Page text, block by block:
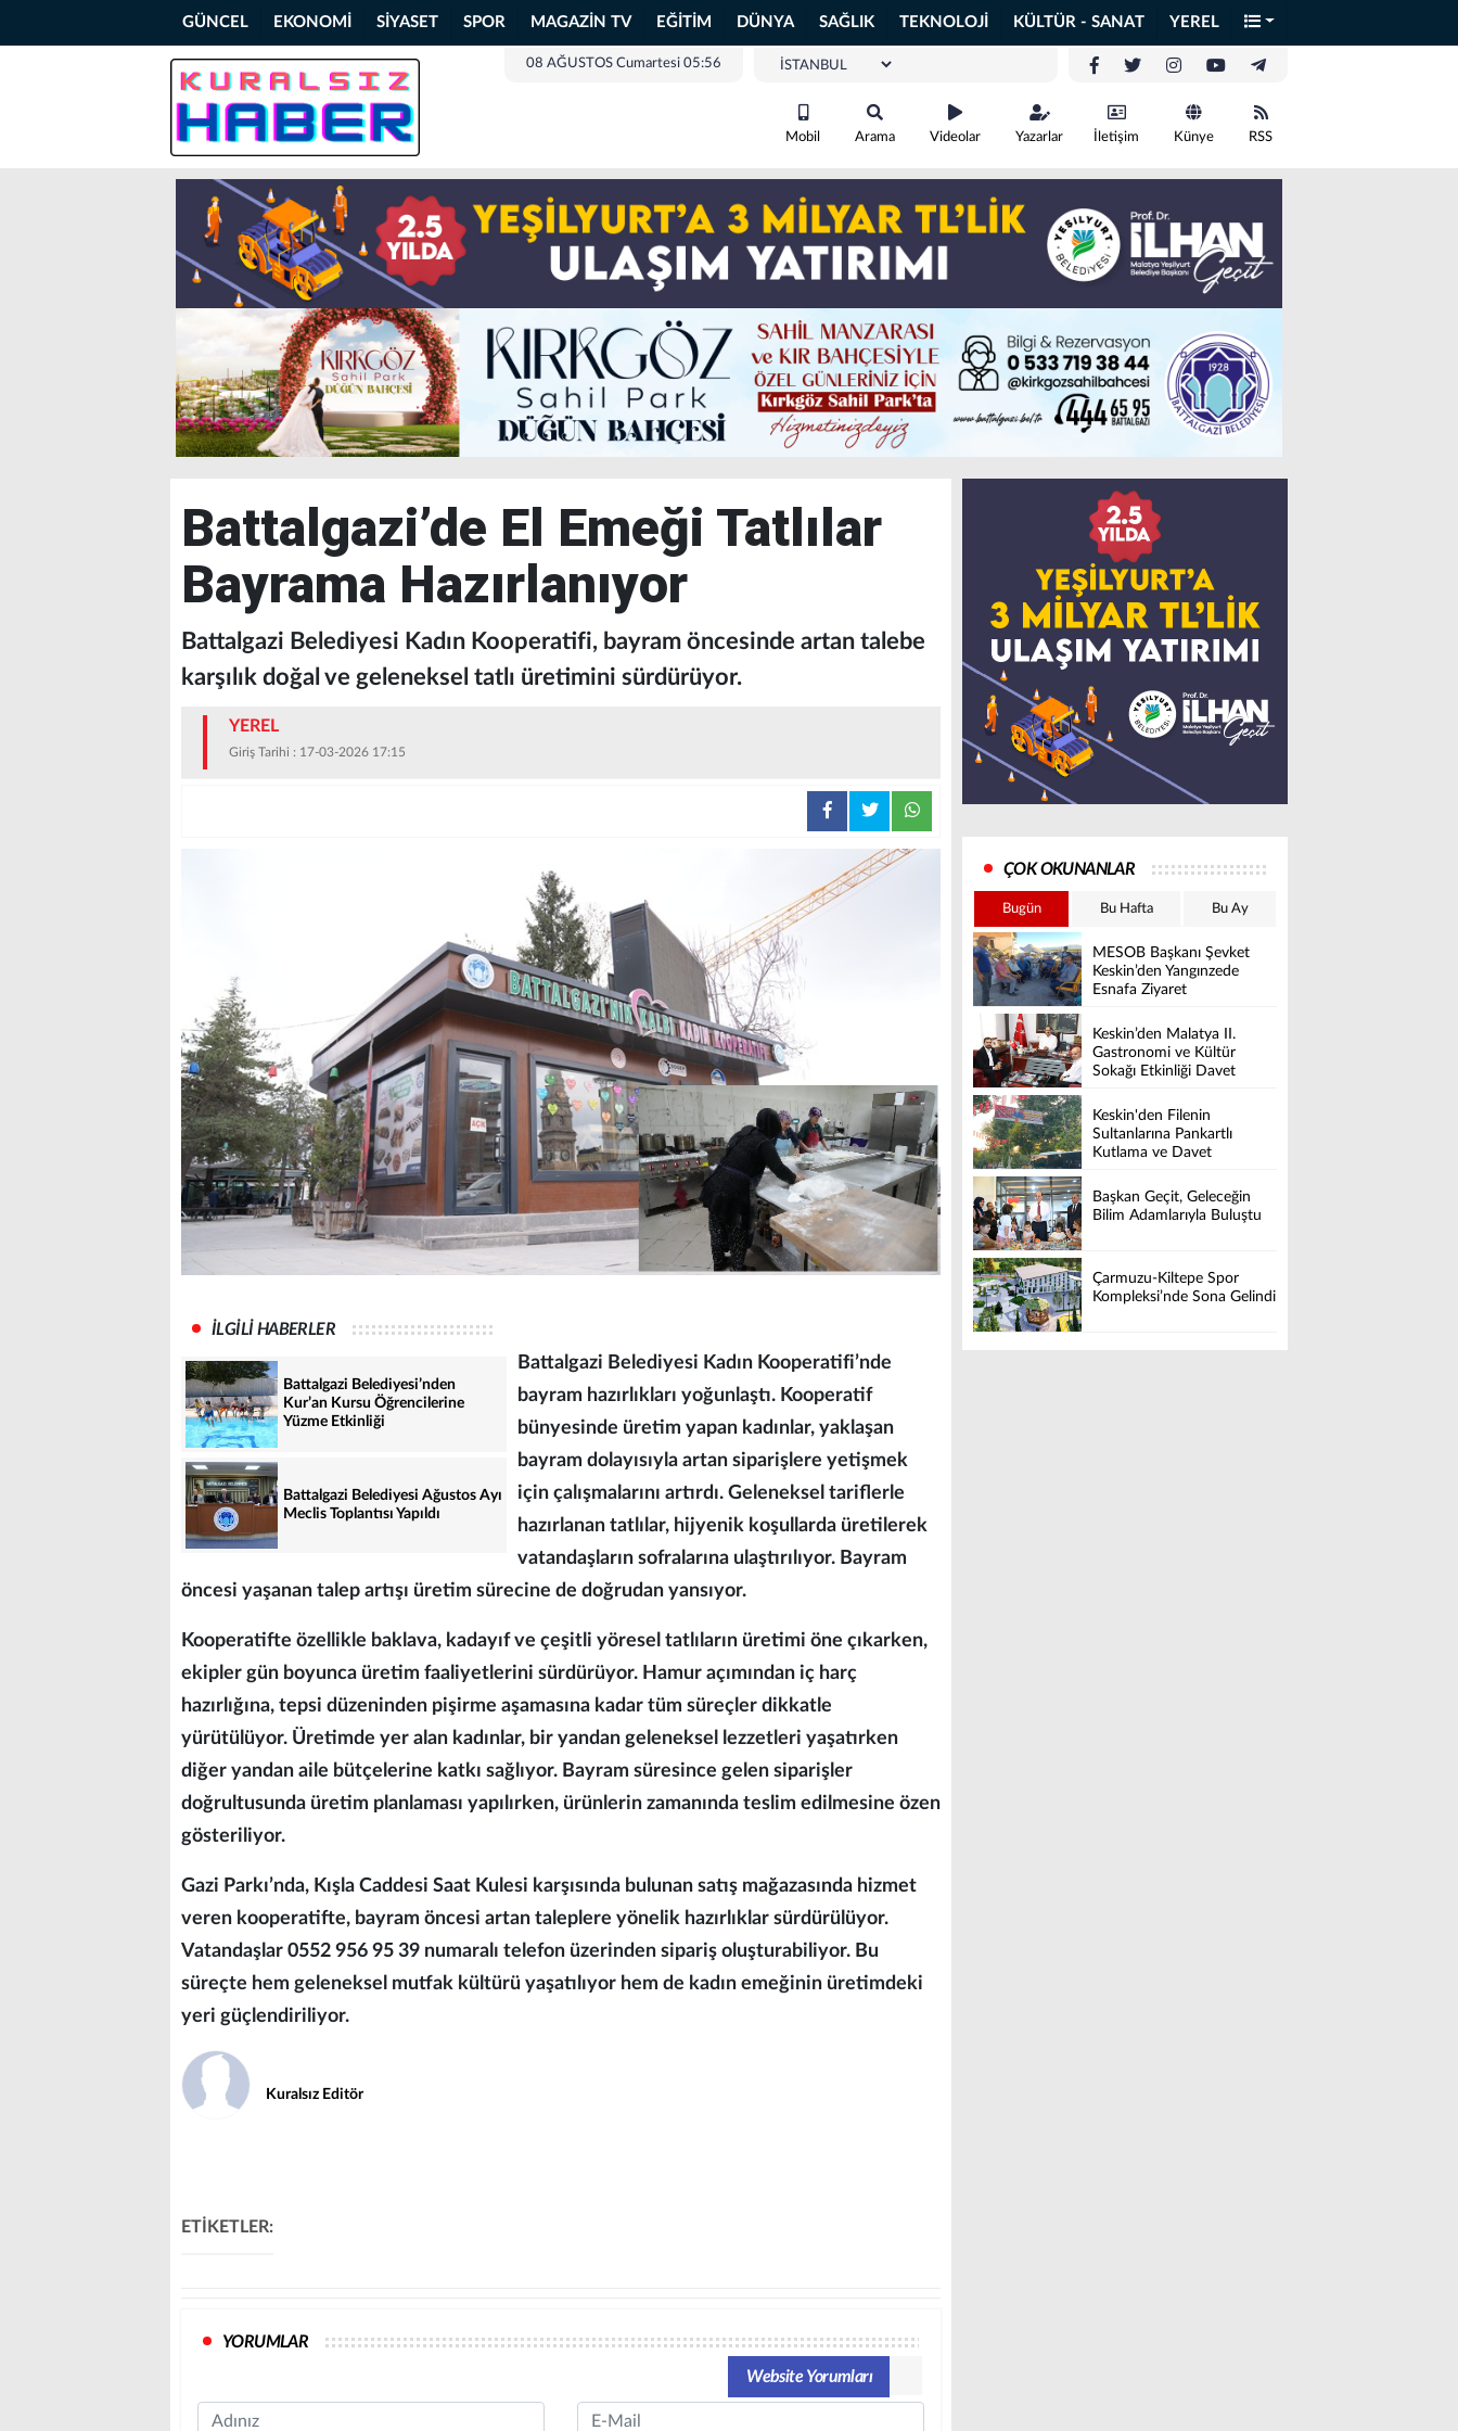
GÜNCEL EKONOMİ SİYASET SPOR MAGAZİN TV EĞİTİM DÜNYA SAĞLIK TEKNOLOJİ KÜLTÜR - SANAT YEREL
08 AĞUSTOS Cumartesi 05:56
Mobil Arama Videolar Yazarlar İletişim Künye RSS
Battalgazi’de El Emeği Tatlılar
Bayrama Hazırlanıyor
Battalgazi Belediyesi Kadın Kooperatifi, bayram öncesinde artan talebe
karşılık doğal ve geleneksel tatlı üretimini sürdürüyor.
YEREL
Giriş Tarihi : 17-03-2026 17:15
İLGİLİ HABERLER
Battalgazi Belediyesi’nden
Kur’an Kursu Öğrencilerine
Yüzme Etkinliği
Battalgazi Belediyesi Ağustos Ayı
Meclis Toplantısı Yapıldı
Battalgazi Belediyesi Kadın Kooperatifi’nde
bayram hazırlıkları yoğunlaştı. Kooperatif
bünyesinde üretim yapan kadınlar, yaklaşan
bayram dolayısıyla artan siparişlere yetişmek
için çalışmalarını artırdı. Geleneksel tariflerle
hazırlanan tatlılar, hijyenik koşullarda üretilerek
vatandaşların sofralarına ulaştırılıyor. Bayram
öncesi yaşanan talep artışı üretim sürecine de doğrudan yansıyor.
Kooperatifte özellikle baklava, kadayıf ve çeşitli yöresel tatlıların üretimi öne çıkarken,
ekipler gün boyunca üretim faaliyetlerini sürdürüyor. Hamur açımından iç harç
hazırlığına, tepsi düzeninden pişirme aşamasına kadar tüm süreçler dikkatle
yürütülüyor. Üretimde yer alan kadınlar, bir yandan geleneksel lezzetleri yaşatırken
diğer yandan aile bütçelerine katkı sağlıyor. Bayram süresince gelen siparişler
doğrultusunda üretim planlaması yapılırken, ürünlerin zamanında teslim edilmesine özen
gösteriliyor.
Gazi Parkı’nda, Kışla Caddesi Saat Kulesi karşısında bulunan satış mağazasında hizmet
veren kooperatifte, bayram öncesi artan taleplere yönelik hazırlıklar sürdürülüyor.
Vatandaşlar 0552 956 95 39 numaralı telefon üzerinden sipariş oluşturabiliyor. Bu
süreçte hem geleneksel mutfak kültürü yaşatılıyor hem de kadın emeğinin üretimdeki
yeri güçlendiriliyor.
Kuralsız Editör
ETİKETLER:
YORUMLAR
Website Yorumları
Name Email
ÇOK OKUNANLAR
Bugün Bu Hafta Bu Ay
MESOB Başkanı Şevket
Keskin’den Yangınzede
Esnafa Ziyaret
Keskin’den Malatya II.
Gastronomi ve Kültür
Sokağı Etkinliği Davet
Keskin'den Filenin
Sultanlarına Pankartlı
Kutlama ve Davet
Başkan Geçit, Geleceğin
Bilim Adamlarıyla Buluştu
Çarmuzu-Kiltepe Spor
Kompleksi’nde Sona Gelindi